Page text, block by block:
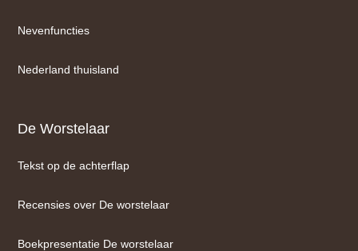
Nevenfuncties
Nederland thuisland
De Worstelaar
Tekst op de achterflap
Recensies over De worstelaar
Boekpresentatie De worstelaar